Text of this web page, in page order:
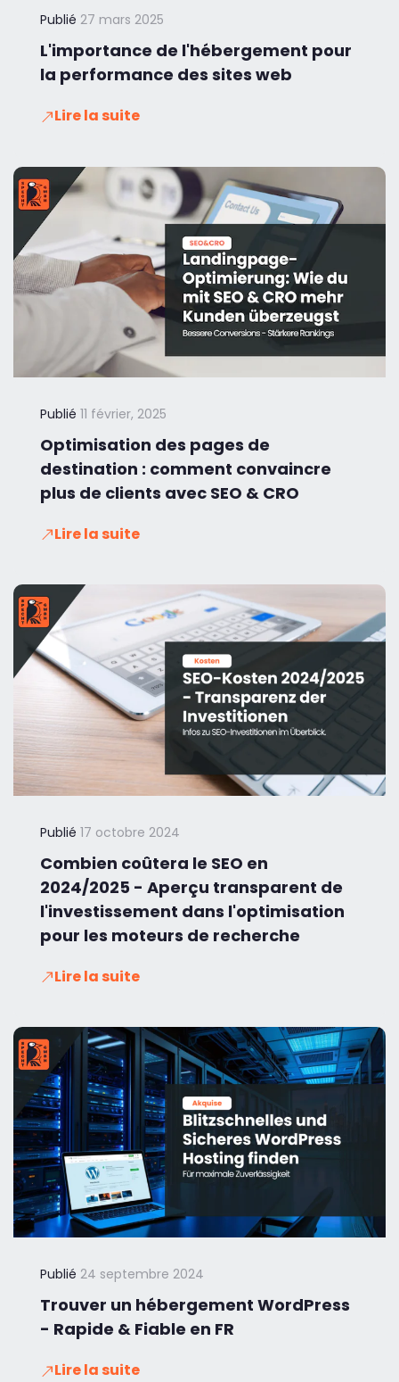
Publié 27 mars 2025
L'importance de l'hébergement pour
la performance des sites web
Lire la suite
Publié 11 février, 2025
Optimisation des pages de
destination : comment convaincre
plus de clients avec SEO & CRO
Lire la suite
Publié 17 octobre 2024
Combien coûtera le SEO en
2024/2025 - Aperçu transparent de
l'investissement dans l'optimisation
pour les moteurs de recherche
Lire la suite
Publié 24 septembre 2024
Trouver un hébergement WordPress
- Rapide & Fiable en FR
Lire la suite